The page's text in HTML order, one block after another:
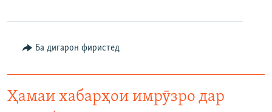
Ба дигарон фиристед
Ҳамаи хабарҳои имрӯзро дар